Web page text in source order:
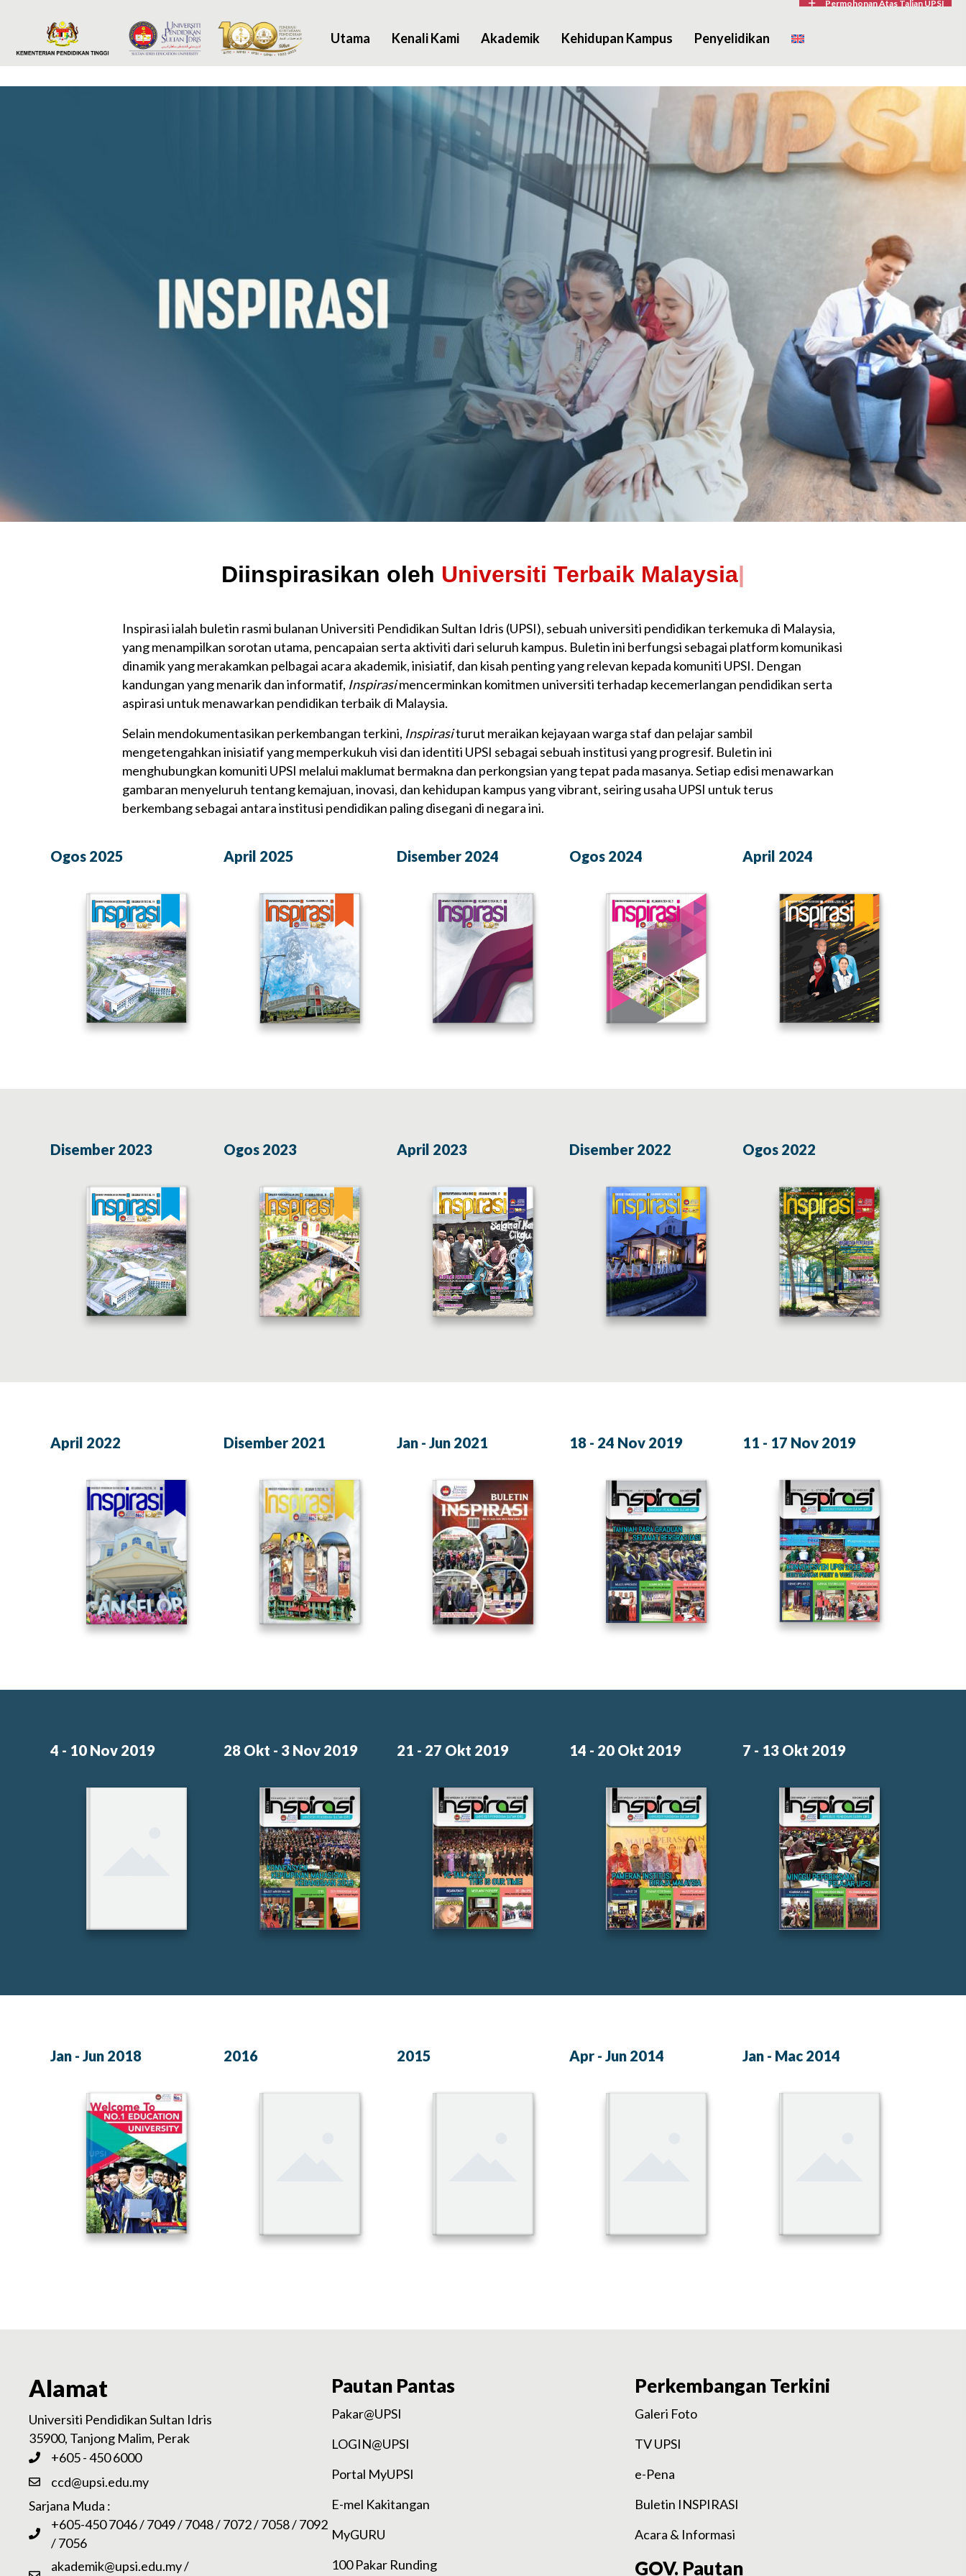
Permohonan Atas Talian UPSI
Utama Kenali Kami Akademik Kehidupan Kampus Penyelidikan
Diinspirasikan oleh |
Inspirasi ialah buletin rasmi bulanan Universiti Pendidikan Sultan Idris (UPSI), sebuah universiti pendidikan terkemuka di Malaysia,
yang menampilkan sorotan utama, pencapaian serta aktiviti dari seluruh kampus. Buletin ini berfungsi sebagai platform komunikasi
dinamik yang merakamkan pelbagai acara akademik, inisiatif, dan kisah penting yang relevan kepada komuniti UPSI. Dengan
kandungan yang menarik dan informatif, Inspirasimencerminkan komitmen universiti terhadap kecemerlangan pendidikan serta
aspirasi untuk menawarkan pendidikan terbaik di Malaysia.
Selain mendokumentasikan perkembangan terkini, Inspirasiturut meraikan kejayaan warga staf dan pelajar sambil
mengetengahkan inisiatif yang memperkukuh visi dan identiti UPSI sebagai sebuah institusi yang progresif. Buletin ini
menghubungkan komuniti UPSI melalui maklumat bermakna dan perkongsian yang tepat pada masanya. Setiap edisi menawarkan
gambaran menyeluruh tentang kemajuan, inovasi, dan kehidupan kampus yang vibrant, seiring usaha UPSI untuk terus
berkembang sebagai antara institusi pendidikan paling disegani di negara ini.
Ogos 2025 April 2025 Disember 2024 Ogos 2024 April 2024
Disember 2023 Ogos 2023 April 2023 Disember 2022 Ogos 2022
April 2022 Disember 2021 Jan - Jun 2021 18 - 24 Nov 2019 11 - 17 Nov 2019
4 - 10 Nov 2019 28 Okt - 3 Nov 2019 21 - 27 Okt 2019 14 - 20 Okt 2019 7 - 13 Okt 2019
Jan - Jun 2018 2016 2015 Apr - Jun 2014 Jan - Mac 2014
Alamat
Universiti Pendidikan Sultan Idris
35900, Tanjong Malim, Perak
+605 - 450 6000
ccd@upsi.edu.my
Sarjana Muda :
+605-450 7046 / 7049 / 7048 / 7072 / 7058 / 7092
/ 7056
akademik@upsi.edu.my/
Pautan Pantas
Pakar@UPSI
LOGIN@UPSI
Portal MyUPSI
E-mel Kakitangan
MyGURU
100 Pakar Runding
Perkembangan Terkini
Galeri Foto
TV UPSI
e-Pena
Buletin INSPIRASI
Acara & Informasi
GOV. Pautan